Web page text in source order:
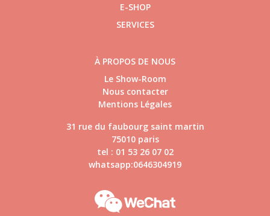
E-SHOP
SERVICES
À PROPOS DE NOUS
Le Show-Room
Nous contacter
Mentions Légales
31 rue du faubourg saint martin
75010 paris
tel : 01 53 26 07 02
whatsapp:0646304919